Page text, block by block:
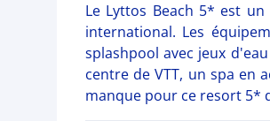
Le Lyttos Beach 5* est
international. Les
splashpool avec jeux
centre de VTT, un spa en
manque pour ce resort 5*